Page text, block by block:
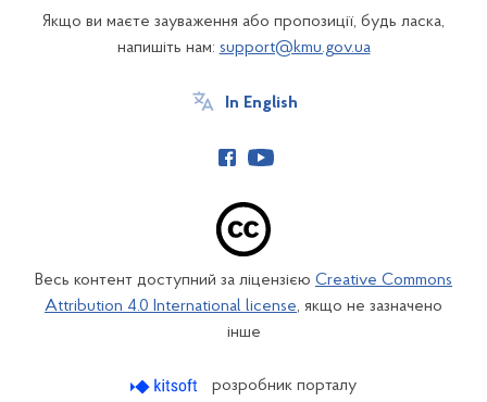
Якщо ви маєте зауваження або пропозиції, будь ласка,
напишіть нам: support@kmu.gov.ua
In English
Весь контент доступний за ліцензією Creative Commons
Attribution 4.0 International license, якщо не зазначено
інше
розробник порталу